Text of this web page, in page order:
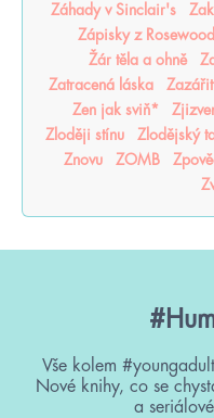
Záhady v Sinclair's
Zápisky z
Žár těla a ohně
Zatracená láska
Zazářit
Zen jak sviň*
Zloději stínu
Zlodějský
Znovu
ZOMB
Vše kolem
Nové knihy, co se
a